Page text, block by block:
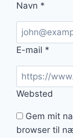
Navn *
E-mail *
Websted
Gem mit
browser til